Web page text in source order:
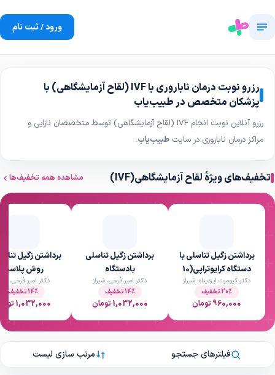
ورود / ثبت نام
رزرو نوبت درمان ناباروری با IVF (لقاح آزمایشگاهی) با
پزشکان متخصص در طبیب‌یاب
رزرو آنلاین نوبت انجام IVF (لقاح آزمایشگاهی) توسط متخصصان نازایی و
مراکز درمان ناباروری در سایت طبیب‌یاب.
تخفیف‌های ویژهٔ لقاح آزمایشگاهی(IVF) مشاهده همه تخفیف‌ها
برداشتن زگیل تناسلی با
دستگاه کرایوتراپی(10
عدد)
دکتر کیومرث ایزدپناه، شیراز
20٪ تخفیف
960,000 تومان
برداشتن زگیل تناسلی
بادستگاه
کرایوتراپی(هرعدد)
دکتر امیر فرخی، شیراز
14٪ تخفیف
1,032,000 تومان
برداشتن زگیل
روش پلاسما
تراپی(هرعدد)
دکتر امیر فرخی،
14٪ تخفیف
1,032,000 تومان
فیلترهای جستجو مرتب سازی لیست